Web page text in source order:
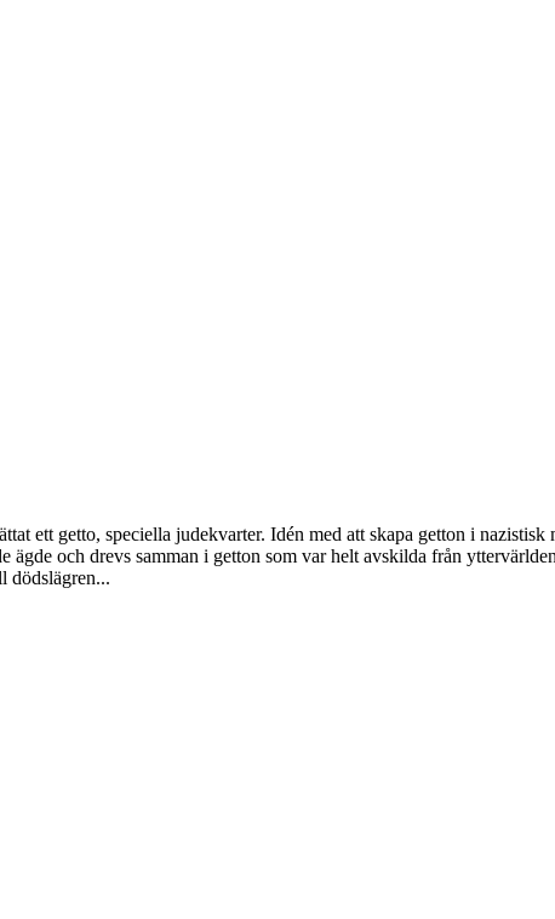
ett getto, speciella judekvarter. Idén med att skapa getton i
ägde och drevs samman i getton som var helt avskilda från
dödslägren...